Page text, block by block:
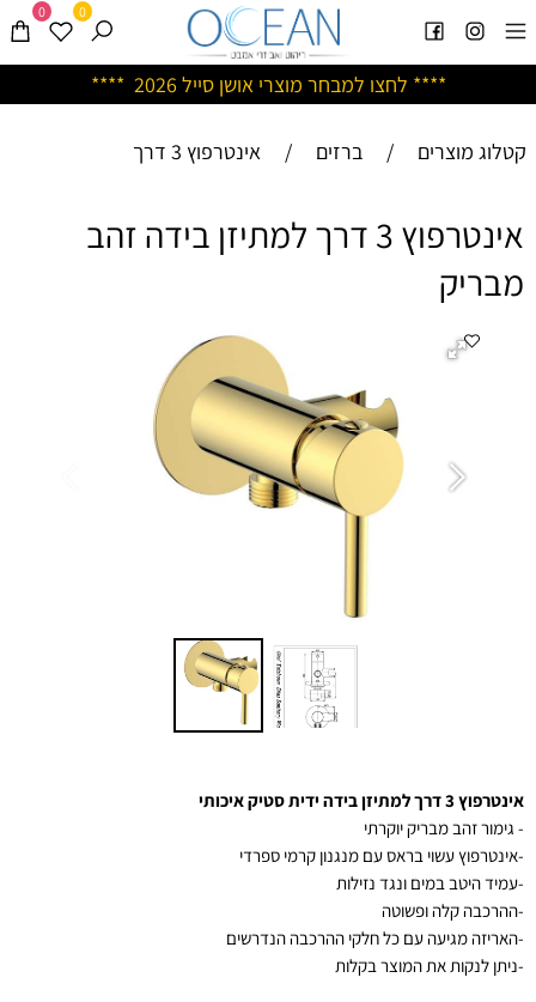
**** לחצו למבחר מוצרי אושן סייל 2026 ****
0 0
קטלוג מוצרים / ברזים / אינטרפוץ 3 דרך
אינטרפוץ 3 דרך למתיזן בידה זהב
מבריק
אינטרפוץ 3 דרך למתיזן בידה ידית סטיק איכותי
- גימור זהב מבריק יוקרתי
-אינטרפוץ עשוי בראס עם מנגנון קרמי ספרדי
-עמיד היטב במים ונגד נזילות
-ההרכבה קלה ופשוטה
-האריזה מגיעה עם כל חלקי ההרכבה הנדרשים
-ניתן לנקות את המוצר בקלות